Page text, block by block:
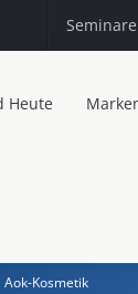
Seminare
Heute
Aok-Kosmetik